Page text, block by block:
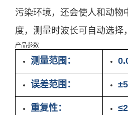
污染环境，还会使人和动
度，测量时波长可自动选
产品参数
测量范围：
误差范围：
重复性：